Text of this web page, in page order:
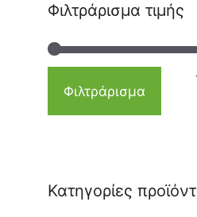
Φιλτράρισμα τιμής
Φιλτράρισμα
Κατηγορίες